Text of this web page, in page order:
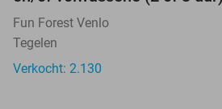
Fun Forest Venlo
Tegelen
Verkocht: 2.130